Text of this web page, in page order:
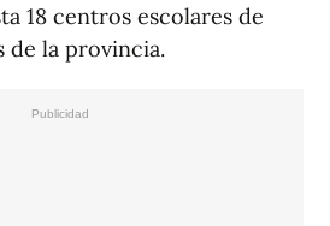
18 centros escolares de
de la provincia.